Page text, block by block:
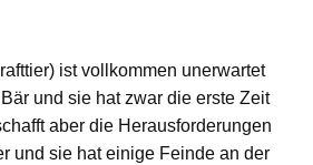
ist vollkommen unerwartet
und sie hat zwar die erste Zeit
aber die Herausforderungen
und sie hat einige Feinde an der